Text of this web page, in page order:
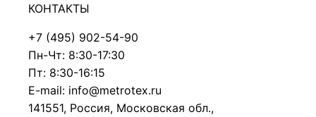
КОНТАКТЫ
+7 (495) 902-54-90
Пн-Чт: 8:30-17:30
Пт: 8:30-16:15
E-mail: info@metrotex.ru
141551, Россия, Московская обл.,